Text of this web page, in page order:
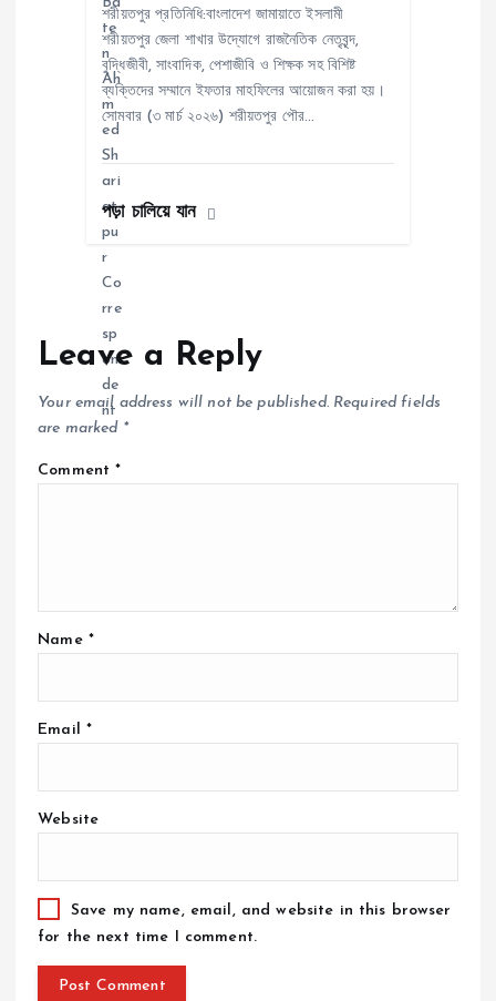
শরীয়তপুর প্রতিনিধি:বাংলাদেশ জামায়াতে ইসলামী
শরীয়তপুর জেলা শাখার উদ্যোগে রাজনৈতিক নেতৃবৃন্দ,
বুদ্ধিজীবী, সাংবাদিক, পেশাজীবি ও শিক্ষক সহ বিশিষ্ট
ব্যক্তিদের সম্মানে ইফতার মাহফিলের আয়োজন করা হয়।
সোমবার (৩ মার্চ ২০২৬) শরীয়তপুর পৌর…
পড়া চালিয়ে যান
Leave a Reply
Your email address will not be published. Required fields
are marked *
Comment*
Name *
Email *
Website
Save my name, email, and website in this browser
for the next time I comment.